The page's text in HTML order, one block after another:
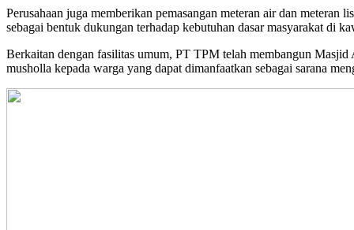
Perusahaan juga memberikan pemasangan meteran air dan
sebagai bentuk dukungan terhadap kebutuhan dasar masyarakat di
Berkaitan dengan fasilitas umum, PT TPM telah membangun
musholla kepada warga yang dapat dimanfaatkan sebagai sarana